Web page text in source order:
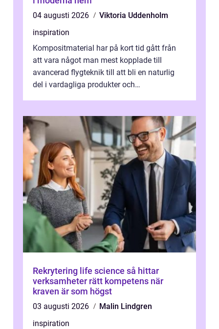
04 augusti 2026
Viktoria Uddenholm
inspiration
Kompositmaterial har på kort tid gått från
att vara något man mest kopplade till
avancerad flygteknik till att bli en naturlig
del i vardagliga produkter och
Rekrytering life science så hittar
verksamheter rätt kompetens när
kraven är som högst
03 augusti 2026
Malin Lindgren
inspiration